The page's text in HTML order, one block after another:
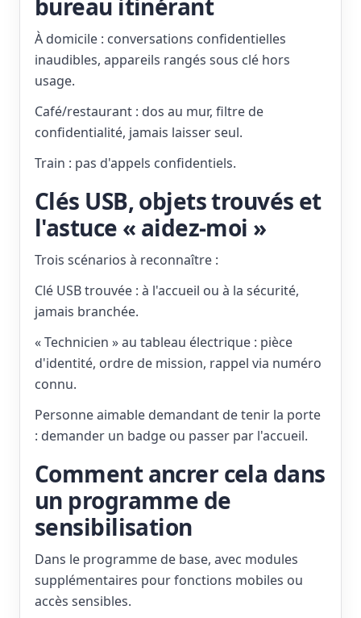
bureau itinérant
À domicile : conversations confidentielles
inaudibles, appareils rangés sous clé hors
usage.
Café/restaurant : dos au mur, filtre de
confidentialité, jamais laisser seul.
Train : pas d'appels confidentiels.
Clés USB, objets trouvés et
l'astuce « aidez-moi »
Trois scénarios à reconnaître :
Clé USB trouvée : à l'accueil ou à la sécurité,
jamais branchée.
« Technicien » au tableau électrique : pièce
d'identité, ordre de mission, rappel via numéro
connu.
Personne aimable demandant de tenir la porte
: demander un badge ou passer par l'accueil.
Comment ancrer cela dans
un programme de
sensibilisation
Dans le programme de base, avec modules
supplémentaires pour fonctions mobiles ou
accès sensibles.